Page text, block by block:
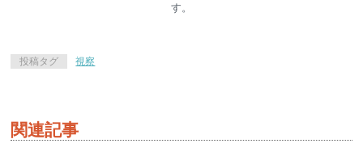
す。
投稿タグ 視察
関連記事